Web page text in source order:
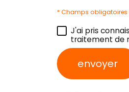
Pratique
Bureau de
poste
Mairie
* Champs obligatoires
J'ai pris
traitement de
envoyer